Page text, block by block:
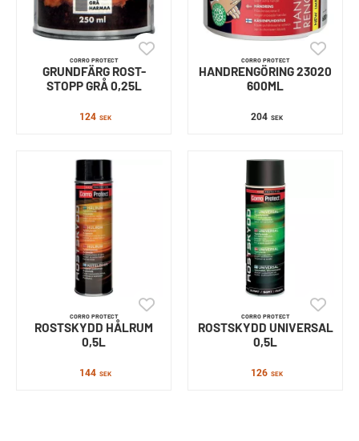
CORRO PROTECT
GRUNDFÄRG ROST-
STOPP GRÅ 0,25L
124 SEK
CORRO PROTECT
HANDRENGÖRING 23020
600ML
204 SEK
CORRO PROTECT
ROSTSKYDD HÅLRUM
0,5L
144 SEK
CORRO PROTECT
ROSTSKYDD UNIVERSAL
0,5L
126 SEK